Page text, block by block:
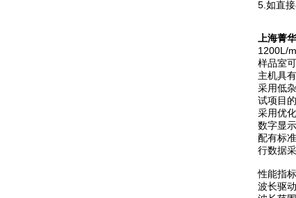
5.如直
上海菁
1200L/
样品室
主机具
采用低
试项目的
采用优
数字显
配有标
行数据
性能指标
波长驱